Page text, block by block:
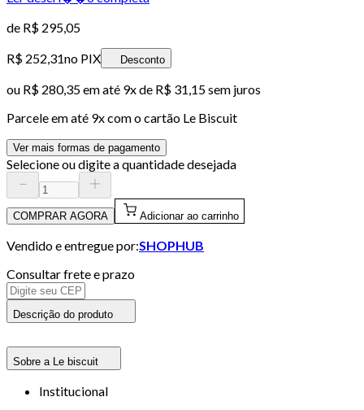
de R$ 295,05
R$ 252,31no PIX Desconto
ou R$ 280,35em até 9x de R$ 31,15 sem juros
Parcele em até 9x com o cartão Le Biscuit
Ver mais formas de pagamento
Selecione ou digite a quantidade desejada
COMPRAR AGORA Adicionar ao carrinho
Vendido e entregue por:SHOPHUB
Consultar frete e prazo
Descrição do produto
Sobre a Le biscuit
Institucional